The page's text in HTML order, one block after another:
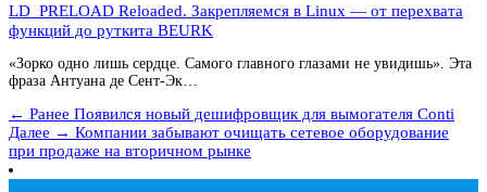
LD_PRELOAD Reloaded. Закрепляемся в Linux — от перехвата
функций до руткита BEURK
«Зорко одно лишь сердце. Самого главного глазами не увидишь». Эта
фраза Антуана де Сент-Эк…
← Ранее Появился новый дешифровщик для вымогателя Conti
Далее → Компании забывают очищать сетевое оборудование
при продаже на вторичном рынке